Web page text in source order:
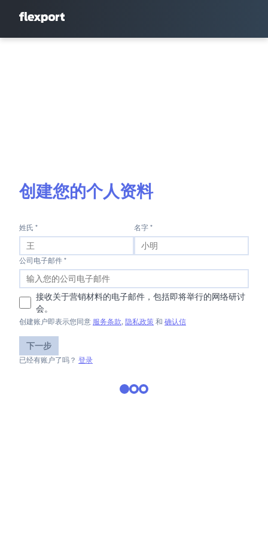
创建您的个人资料
姓氏 * 名字 *
公司电子邮件 *
接收关于营销材料的电子邮件，包括即将举行的网络研讨
会。
创建账户即表示您同意 服务条款, 隐私政策 和 确认信
下一步
已经有账户了吗？ 登录